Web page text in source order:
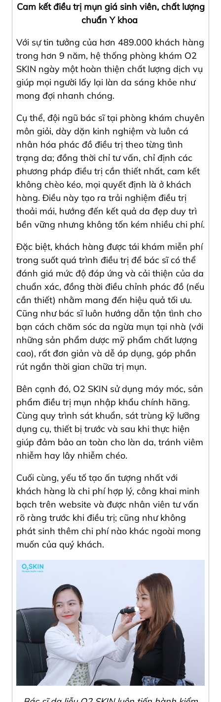
Cam kết điều trị mụn giá sinh viên, chất lượng
chuẩn Y khoa
Với sự tin tưởng của hơn 489.000 khách hàng
trong hơn 9 năm, hệ thống phòng khám O2
SKIN ngày một hoàn thiện chất lượng dịch vụ
giúp mọi người lấy lại làn da sáng khỏe như
mong đợi nhanh chóng.
Cụ thể, đội ngũ bác sĩ tại phòng khám chuyên
môn giỏi, dày dặn kinh nghiệm và luôn cá
nhân hóa phác đồ điều trị theo từng tình
trạng da; đồng thời chỉ tư vấn, chỉ định các
phương pháp điều trị cần thiết nhất, cam kết
không chèo kéo, mọi quyết định là ở khách
hàng. Điều này tạo ra trải nghiệm điều trị
thoải mái, hướng đến kết quả da đẹp duy trì
bền vững nhưng không tốn kém nhiều chi phí.
Đặc biệt, khách hàng được tái khám miễn phí
trong suốt quá trình điều trị để bác sĩ có thể
đánh giá mức độ đáp ứng và cải thiện của da
chuẩn xác, đồng thời điều chỉnh phác đồ (nếu
cần thiết) nhằm mang đến hiệu quả tối ưu.
Cũng như bác sĩ luôn hướng dẫn tận tình cho
bạn cách chăm sóc da ngừa mụn tại nhà (với
những sản phẩm dược mỹ phẩm chất lượng
cao), rất đơn giản và dễ áp dụng, góp phần
rút ngắn thời gian chữa trị mụn.
Bên cạnh đó, O2 SKIN sử dụng máy móc, sản
phẩm điều trị mụn nhập khẩu chính hãng.
Cùng quy trình sát khuẩn, sát trùng kỹ lưỡng
dụng cụ, thiết bị trước và sau khi thực hiện
giúp đảm bảo an toàn cho làn da, tránh viêm
nhiễm hay lây nhiễm chéo.
Cuối cùng, yếu tố tạo ấn tượng nhất với
khách hàng là chi phí hợp lý, công khai minh
bạch trên website và được nhân viên tư vấn
rõ ràng trước khi điều trị; cũng như không
phát sinh thêm chi phí nào khác ngoài mong
muốn của quý khách.